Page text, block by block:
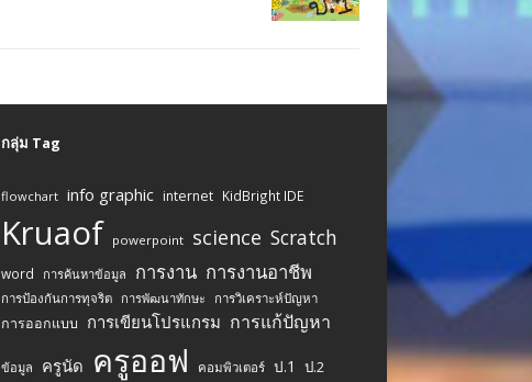
กลุ่ม Tag
flowchart info graphic internet KidBright IDE
Kruaof powerpoint science Scratch
word การค้นหาข้อมูล การงาน การงานอาชีพ
การป้องกันการทุจริต การพัฒนาทักษะ การวิเคราะห์ปัญหา
การออกแบบ การเขียนโปรแกรม การแก้ปัญหา
ข้อมูล ครูนัด ครูออฟ คอมพิวเตอร์ ป.1 ป.2